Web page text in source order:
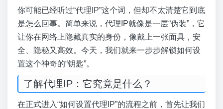
你可能已经听过“代理IP”这个词，但却不太清楚它到底
是怎么回事。简单来说，代理IP就像是一层“伪装”，它
让你在网络上隐藏真实的身份，像戴上一张面具，安
全、隐秘又高效。今天，我们就来一步步解锁如何设
置这个神奇的“钥匙”。
了解代理IP：它究竟是什么？
在正式进入“如何设置代理IP”的流程之前，首先让我们